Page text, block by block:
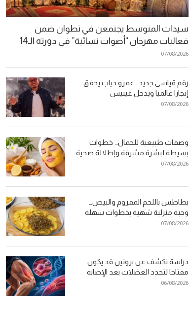
سيدات المتوسط يجتمعن في تطوان ضمن
فعاليات مهرجان “أصوات نسائية” في دورته الـ14
07/08/2026
رقم قياسي جديد.. عمرو دياب يحقق
إنجازا عالميا ويدخل غينيس
07/08/2026
وصفات طبيعية للجمال… خطوات
بسيطة لبشرة مشرقة وإطلالة صحية
07/08/2026
بطاطس باللحم المفروم والبيض…
وجبة منزلية شهية بخطوات سهلة
07/08/2026
دراسة تكشف عن بروتين قد يكون
مفتاحا لتجدد العضلات بعد الإصابة
06/08/2026